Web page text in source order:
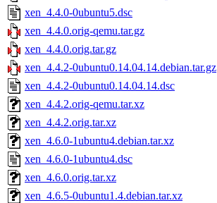
xen_4.4.0-0ubuntu5.dsc
xen_4.4.0.orig-qemu.tar.gz
xen_4.4.0.orig.tar.gz
xen_4.4.2-0ubuntu0.14.04.14.debian.tar.gz
xen_4.4.2-0ubuntu0.14.04.14.dsc
xen_4.4.2.orig-qemu.tar.xz
xen_4.4.2.orig.tar.xz
xen_4.6.0-1ubuntu4.debian.tar.xz
xen_4.6.0-1ubuntu4.dsc
xen_4.6.0.orig.tar.xz
xen_4.6.5-0ubuntu1.4.debian.tar.xz